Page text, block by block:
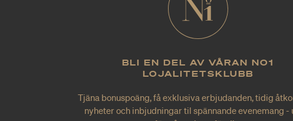
BLI EN DEL AV VÅRAN NO1
LOJALITETSKLUBB
Tjäna bonuspoäng, få exklusiva erbjudanden, tidig
nyheter och inbjudningar til spännande evenemang -